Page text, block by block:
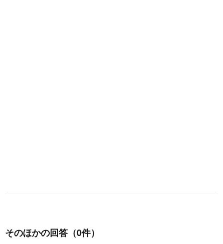
そのほかの回答（0件）